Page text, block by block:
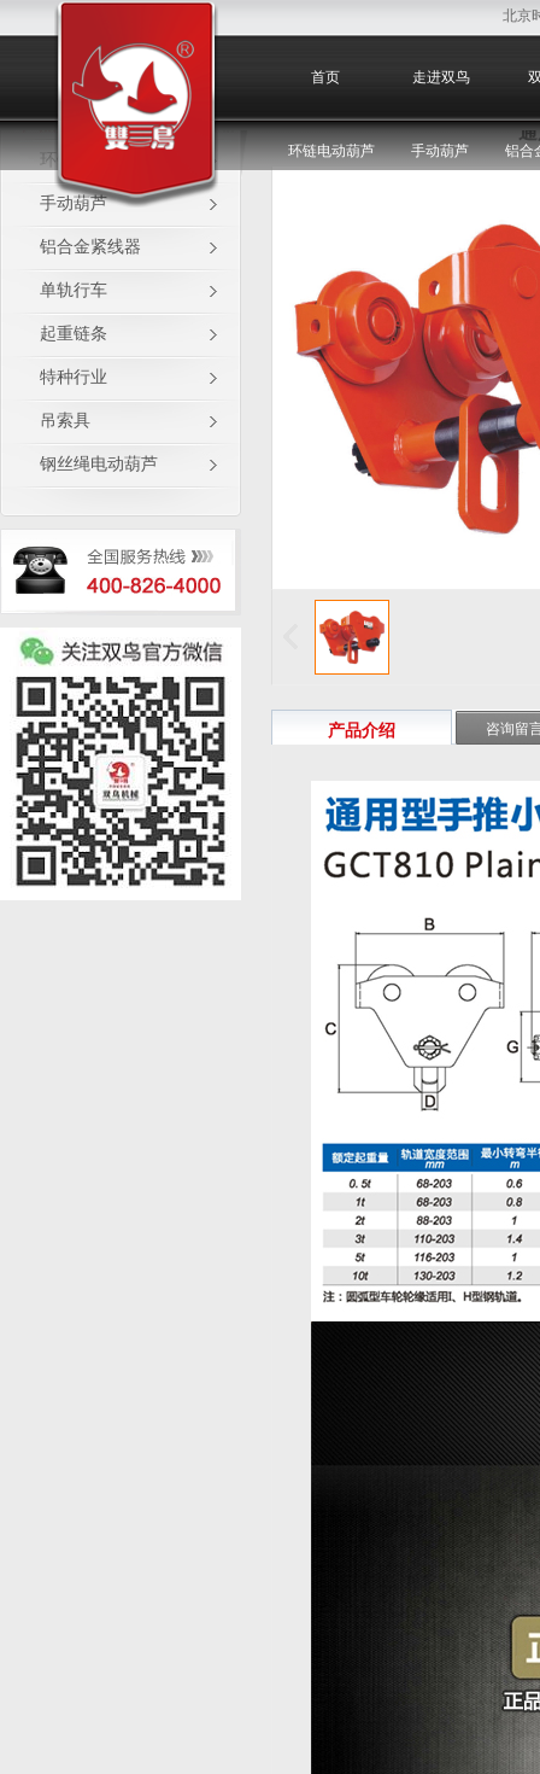
北京
首页 走进双鸟
环链电动葫芦 手动葫芦 铝合
单轨行车
环链电动葫芦
手动葫芦
铝合金紧线器
单轨行车
起重链条
特种行业
吊索具
钢丝绳电动葫芦
上
产品介绍 咨询留